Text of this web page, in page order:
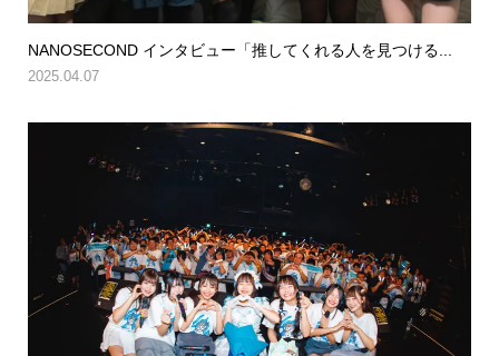
NANOSECOND インタビュー「推してくれる人を見つける...
2025.04.07